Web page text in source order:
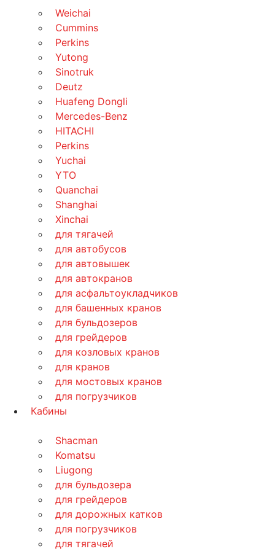
Weichai
Cummins
Perkins
Yutong
Sinotruk
Deutz
Huafeng Dongli
Mercedes-Benz
HITACHI
Perkins
Yuchai
YTO
Quanchai
Shanghai
Xinchai
для тягачей
для автобусов
для автовышек
для автокранов
для асфальтоукладчиков
для башенных кранов
для бульдозеров
для грейдеров
для козловых кранов
для кранов
для мостовых кранов
для погрузчиков
Кабины
Shacman
Komatsu
Liugong
для бульдозера
для грейдеров
для дорожных катков
для погрузчиков
для тягачей